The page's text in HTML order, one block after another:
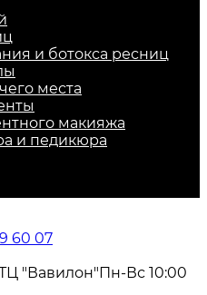
и ботокса ресниц
места
макияжа
и педикюра
60 07
ТЦ "Вавилон"Пн-Вс 10:00